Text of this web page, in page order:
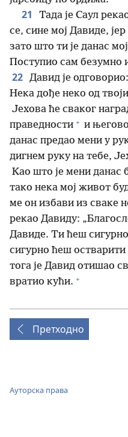
21 Тада је Саул
се, сине мој Давиде,
зато што ти је данас
Поступио сам безумно
22 Давид је
Нека дође неко од
Јехова ће сваког
праведности + и
данас предао мени у
дигнем руку на тебе,
Као што је мени данас
тако нека мој живот
ме он избави из сваке
рекао Давиду:
Давиде. Ти ћеш
сигурно ћеш
тога је Давид отишао
вратио кући. +
Претходно
Ауторска права